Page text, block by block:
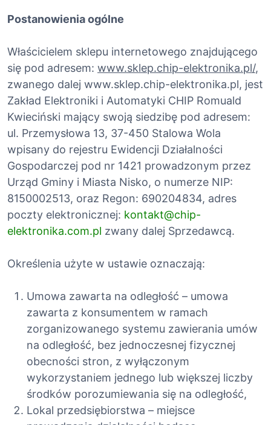
Postanowienia ogólne
Właścicielem sklepu internetowego znajdującego
się pod adresem: www.sklep.chip-elektronika.pl/,
zwanego dalej www.sklep.chip-elektronika.pl, jest
Zakład Elektroniki i Automatyki CHIP Romuald
Kwieciński mający swoją siedzibę pod adresem:
ul. Przemysłowa 13, 37-450 Stalowa Wola
wpisany do rejestru Ewidencji Działalności
Gospodarczej pod nr 1421 prowadzonym przez
Urząd Gminy i Miasta Nisko, o numerze NIP:
8150002513, oraz Regon: 690204834, adres
poczty elektronicznej: kontakt@chip-
elektronika.com.pl zwany dalej Sprzedawcą.
Określenia użyte w ustawie oznaczają:
Umowa zawarta na odległość – umowa
zawarta z konsumentem w ramach
zorganizowanego systemu zawierania umów
na odległość, bez jednoczesnej fizycznej
obecności stron, z wyłączonym
wykorzystaniem jednego lub większej liczby
środków porozumiewania się na odległość,
Lokal przedsiębiorstwa – miejsce